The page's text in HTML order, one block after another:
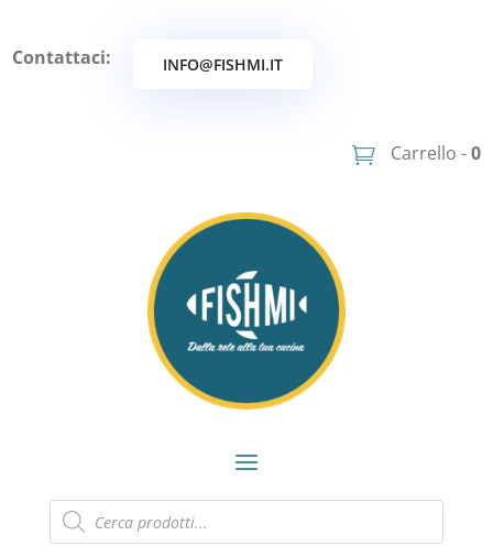
Contattaci: INFO@FISHMI.IT
Carrello -0
Products
search